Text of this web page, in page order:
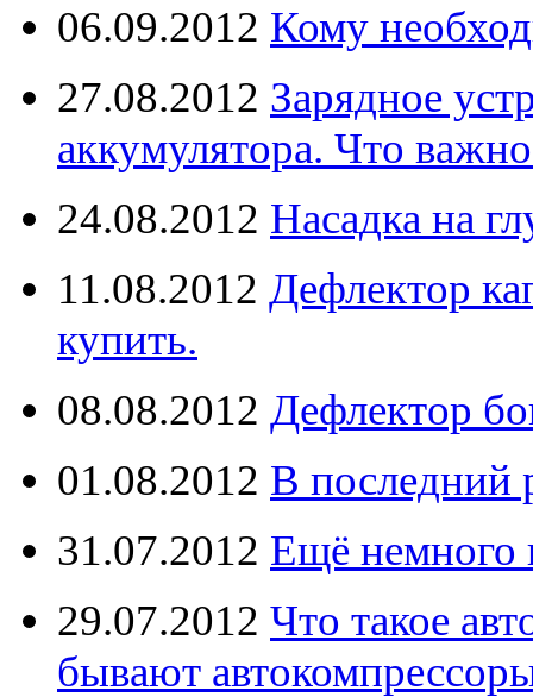
06.09.2012 Кому
27.08.2012 Зарядное
аккумулятора. Что
24.08.2012 Насадка на
11.08.2012 Дефлектор
купить.
08.08.2012 Дефлектор
01.08.2012 В последний
31.07.2012 Ещё немного
29.07.2012 Что такое
бывают